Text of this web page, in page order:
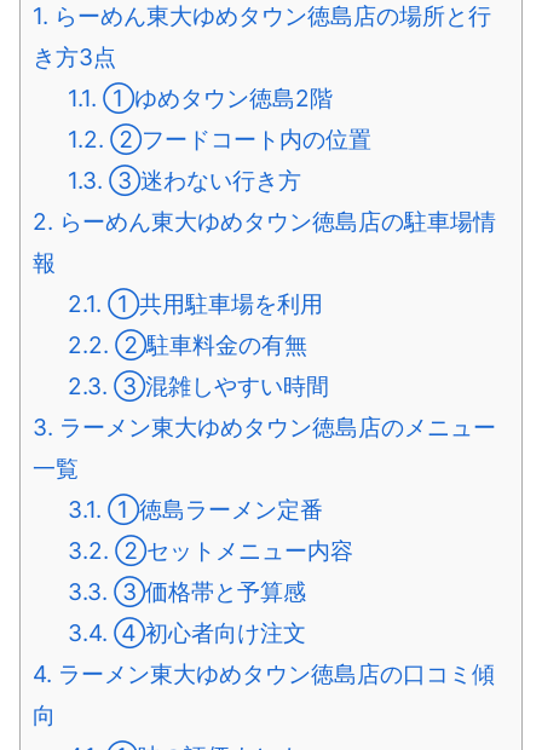
1. らーめん東大ゆめタウン徳島店の場所と行
き方3点
1.1. ①ゆめタウン徳島2階
1.2. ②フードコート内の位置
1.3. ③迷わない行き方
2. らーめん東大ゆめタウン徳島店の駐車場情
報
2.1. ①共用駐車場を利用
2.2. ②駐車料金の有無
2.3. ③混雑しやすい時間
3. ラーメン東大ゆめタウン徳島店のメニュー
一覧
3.1. ①徳島ラーメン定番
3.2. ②セットメニュー内容
3.3. ③価格帯と予算感
3.4. ④初心者向け注文
4. ラーメン東大ゆめタウン徳島店の口コミ傾
向